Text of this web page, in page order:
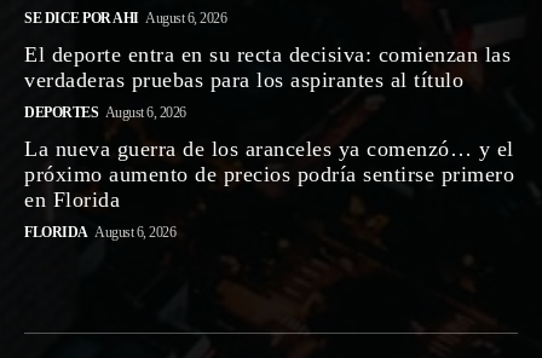
SE DICE POR AHI August 6, 2026
El deporte entra en su recta decisiva: comienzan las
verdaderas pruebas para los aspirantes al título
DEPORTES August 6, 2026
La nueva guerra de los aranceles ya comenzó… y el
próximo aumento de precios podría sentirse primero
en Florida
FLORIDA August 6, 2026